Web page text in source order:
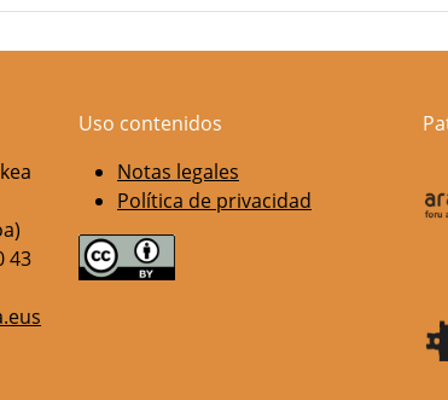
43
Uso contenidos
Notas legales
Política de privacidad